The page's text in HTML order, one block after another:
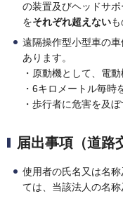
の装置及びヘッドサポ
をそれぞれ超えない
遠隔操作型小型車の
あります。
・原動機として、電
・6キロメートル毎時
・歩行者に危害を及
届出事項（道路
使用者の氏名又は名
ては、当該法人の名